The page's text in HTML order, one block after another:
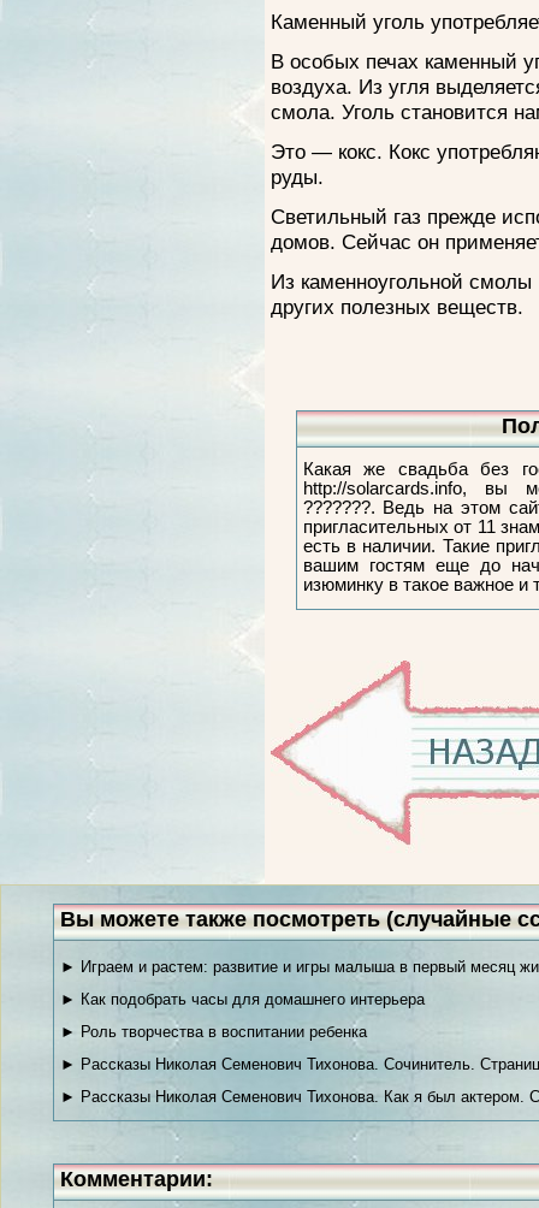
Каменный уголь
В особых печах каменный
воздуха. Из угля
смола. Уголь становится
Это — кокс. Кокс
руды.
Светильный газ прежде
домов. Сейчас он
Из каменноугольной смолы
других полезных веществ.
Какая же свадьба без
http://solarcards.info, вы
???????. Ведь на этом
пригласительных от 11
есть в наличии. Такие
вашим гостям еще до
изюминку в такое важное и
Вы можете также посмотреть (случайные
► Играем и растем: развитие и игры малыша в первый месяц
► Как подобрать часы для домашнего интерьера
► Роль творчества в воспитании ребенка
► Рассказы Николая Семенович Тихонова. Сочинитель.
► Рассказы Николая Семенович Тихонова. Как я был актером.
Комментарии: